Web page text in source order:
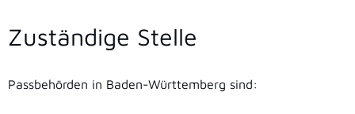
Zuständige Stelle
Passbehörden in Baden-Württemberg sind: